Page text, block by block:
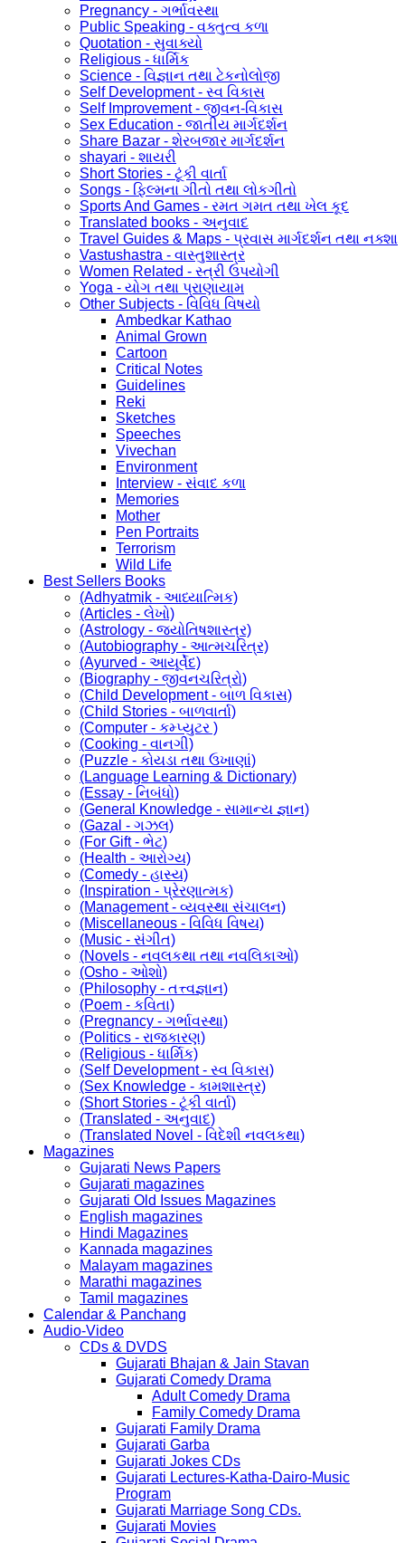
Pregnancy - ગર્ભાવસ્થા
Public Speaking - વક્તુત્વ કળા
Quotation - સુવાક્યો
Religious - ધાર્મિક
Science - વિજ્ઞાન તથા ટેકનોલોજી
Self Development - સ્વ વિકાસ
Self Improvement - જીવન-વિકાસ
Sex Education - જાતીય માર્ગદર્શન
Share Bazar - શેરબજાર માર્ગદર્શન
shayari - શાયરી
Short Stories - ટૂંકી વાર્તા
Songs - ફિલ્મના ગીતો તથા લોકગીતો
Sports And Games - રમત ગમત તથા ખેલ કૂદ
Translated books - અનુવાદ
Travel Guides & Maps - પ્રવાસ માર્ગદર્શન તથા નક્શા
Vastushastra - વાસ્તુશાસ્ત્ર
Women Related - સ્ત્રી ઉપયોગી
Yoga - યોગ તથા પ્રાણાયામ
Other Subjects - વિવિધ વિષયો
Ambedkar Kathao
Animal Grown
Cartoon
Critical Notes
Guidelines
Reki
Sketches
Speeches
Vivechan
Environment
Interview - સંવાદ કળા
Memories
Mother
Pen Portraits
Terrorism
Wild Life
Best Sellers Books
(Adhyatmik - આધ્યાત્મિક)
(Articles - લેખો)
(Astrology - જ્યોતિષશાસ્ત્ર)
(Autobiography - આત્મચરિત્ર)
(Ayurved - આયૂર્વેદ)
(Biography - જીવનચરિત્રો)
(Child Development - બાળ વિકાસ)
(Child Stories - બાળવાર્તા)
(Computer - કમ્પ્યુટર )
(Cooking - વાનગી)
(Puzzle - કોયડા તથા ઉખાણાં)
(Language Learning & Dictionary)
(Essay - નિબંધો)
(General Knowledge - સામાન્ય જ્ઞાન)
(Gazal - ગઝલ)
(For Gift - ભેટ)
(Health - આરોગ્ય)
(Comedy - હાસ્ય)
(Inspiration - પ્રેરણાત્મક)
(Management - વ્યવસ્થા સંચાલન)
(Miscellaneous - વિવિધ વિષય)
(Music - સંગીત)
(Novels - નવલકથા તથા નવલિકાઓ)
(Osho - ઓશો)
(Philosophy - તત્ત્વજ્ઞાન)
(Poem - કવિતા)
(Pregnancy - ગર્ભાવસ્થા)
(Politics - રાજકારણ)
(Religious - ધાર્મિક)
(Self Development - સ્વ વિકાસ)
(Sex Knowledge - કામશાસ્ત્ર)
(Short Stories - ટૂંકી વાર્તા)
(Translated - અનુવાદ)
(Translated Novel - વિદેશી નવલકથા)
Magazines
Gujarati News Papers
Gujarati magazines
Gujarati Old Issues Magazines
English magazines
Hindi Magazines
Kannada magazines
Malayam magazines
Marathi magazines
Tamil magazines
Calendar & Panchang
Audio-Video
CDs & DVDS
Gujarati Bhajan & Jain Stavan
Gujarati Comedy Drama
Adult Comedy Drama
Family Comedy Drama
Gujarati Family Drama
Gujarati Garba
Gujarati Jokes CDs
Gujarati Lectures-Katha-Dairo-Music
Program
Gujarati Marriage Song CDs.
Gujarati Movies